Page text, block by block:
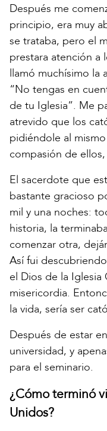
Después me
principio, era muy
se trataba, pero el
prestara atención a
llamó muchísimo la
“No tengas en
de tu Iglesia”. Me
atrevido que los
pidiéndole al
compasión de
El sacerdote que
bastante gracioso
mil y una noches:
historia, la
comenzar otra,
Así fui
el Dios de la Iglesia
misericordia.
la vida, sería ser
Después de estar
universidad, y
para el seminario.
¿Cómo terminó
Unidos?